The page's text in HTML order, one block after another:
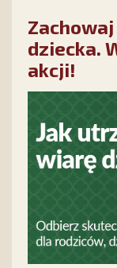
dziecka.
akcji!